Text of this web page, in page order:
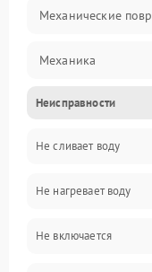
Механические
Механика
Управление
Электропитание
Датчики
Нагрев
Неисправности
Не сливает воду
Не нагревает воду
Не включается